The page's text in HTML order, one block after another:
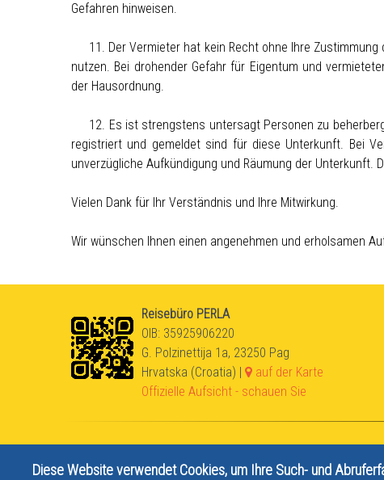
Gefahren hinweisen.
11. Der Vermieter hat kein Recht ohne Ihre
nutzen. Bei drohender Gefahr für Eigentum und
der Hausordnung.
12. Es ist strengstens untersagt Personen zu
registriert und gemeldet sind für diese Unterkunft. Bei
unverzügliche Aufkündigung und Räumung der Unterkunft.
Vielen Dank für Ihr Verständnis und Ihre Mitwirkung.
Wir wünschen Ihnen einen angenehmen und erholsamen
Reisebüro PERLA
OIB: 35925906220
G. Polzinettija 1a, 23250 Pag
Hrvatska (Croatia) |
auf der Karte
Offizielle Aufsicht - schauen Sie
© Turistička agencija Perla Pag, vl. Mirijana Beata Bukša, OIB. 35925906220
Diese Website verwendet Cookies, um Ihre Such- und